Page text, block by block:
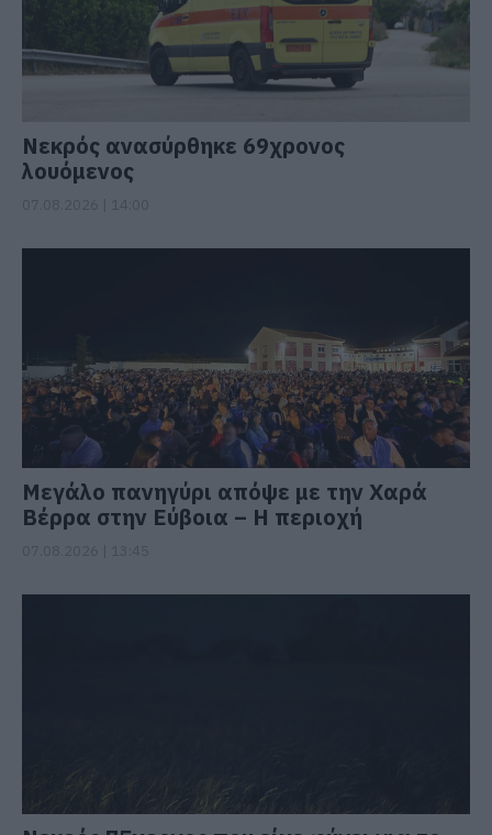
Νεκρός ανασύρθηκε 69χρονος
λουόμενος
Μεγάλο πανηγύρι απόψε με την Χαρά
Βέρρα στην Εύβοια – Η περιοχή